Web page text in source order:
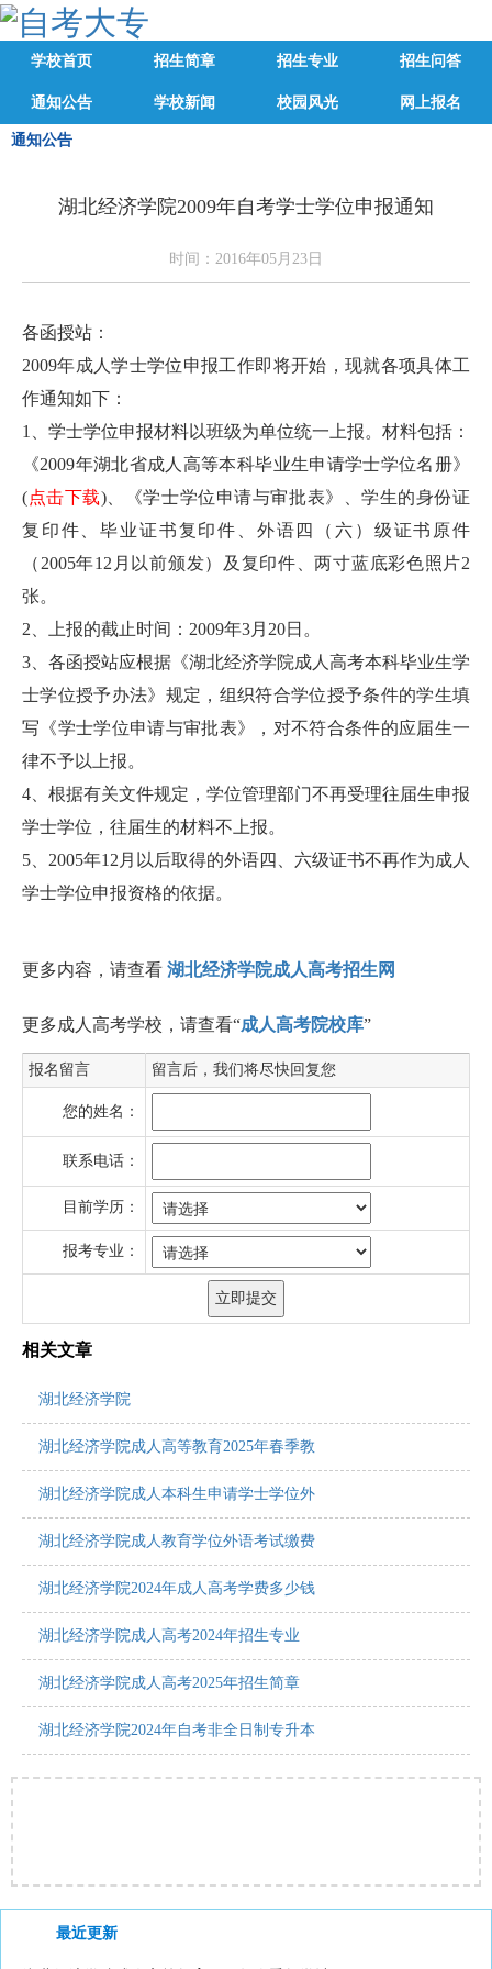
学校首页 招生简章 招生专业 招生问答
通知公告 学校新闻 校园风光 网上报名
通知公告
湖北经济学院2009年自考学士学位申报通知
时间：2016年05月23日
各函授站：
2009年成人学士学位申报工作即将开始，现就各项具体工
作通知如下：
1、学士学位申报材料以班级为单位统一上报。材料包括：
《2009年湖北省成人高等本科毕业生申请学士学位名册》
(点击下载)、《学士学位申请与审批表》、学生的身份证
复印件、毕业证书复印件、外语四（六）级证书原件
（2005年12月以前颁发）及复印件、两寸蓝底彩色照片2
张。
2、上报的截止时间：2009年3月20日。
3、各函授站应根据《湖北经济学院成人高考本科毕业生学
士学位授予办法》规定，组织符合学位授予条件的学生填
写《学士学位申请与审批表》，对不符合条件的应届生一
律不予以上报。
4、根据有关文件规定，学位管理部门不再受理往届生申报
学士学位，往届生的材料不上报。
5、2005年12月以后取得的外语四、六级证书不再作为成人
学士学位申报资格的依据。
更多内容，请查看 湖北经济学院成人高考招生网
更多成人高考学校，请查看“成人高考院校库”
报名留言 留言后，我们将尽快回复您
您的姓名：
联系电话：
目前学历：
报考专业：
相关文章
湖北经济学院
湖北经济学院成人高等教育2025年春季教
湖北经济学院成人本科生申请学士学位外
湖北经济学院成人教育学位外语考试缴费
湖北经济学院2024年成人高考学费多少钱
湖北经济学院成人高考2024年招生专业
湖北经济学院成人高考2025年招生简章
湖北经济学院2024年自考非全日制专升本
最近更新